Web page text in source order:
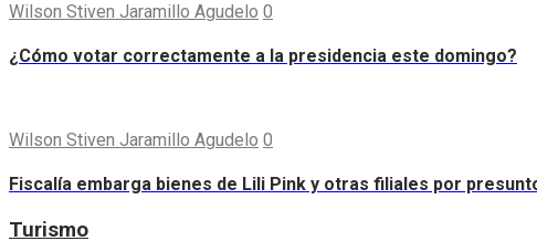
Wilson Stiven Jaramillo Agudelo 0
¿Cómo votar correctamente a la presidencia este domingo?
Wilson Stiven Jaramillo Agudelo 0
Fiscalía embarga bienes de Lili Pink y otras filiales por
Turismo